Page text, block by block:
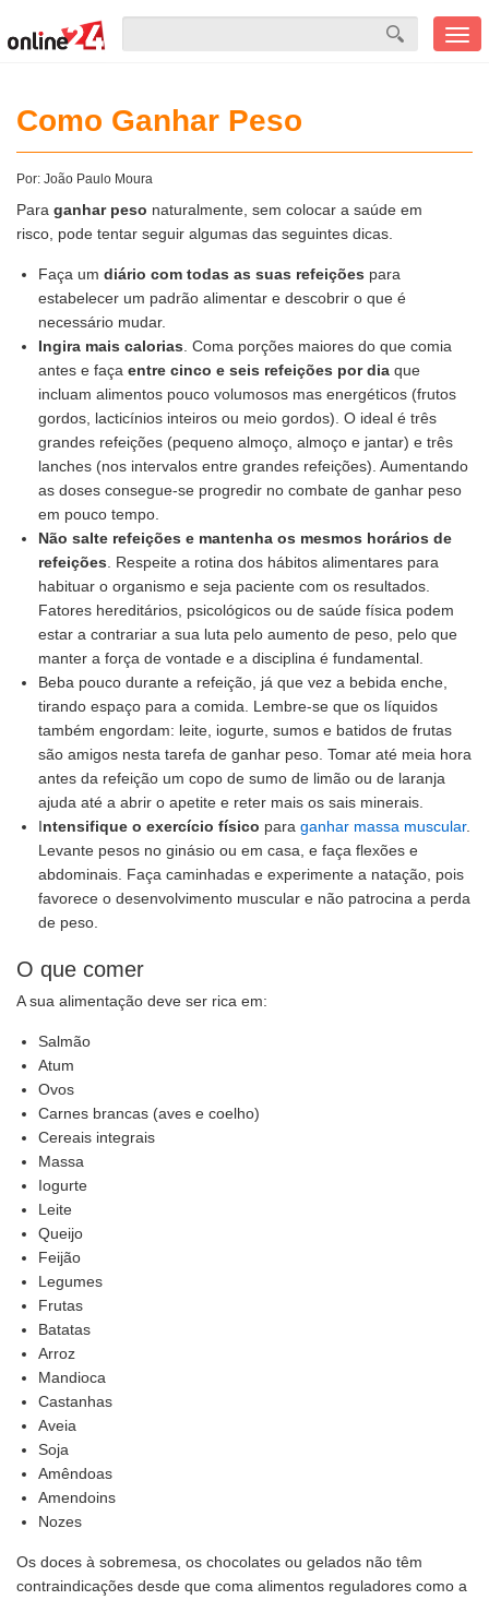
Como Ganhar Peso
Por: João Paulo Moura
Para ganhar peso naturalmente, sem colocar a saúde em
risco, pode tentar seguir algumas das seguintes dicas.
Faça um diário com todas as suas refeições para
estabelecer um padrão alimentar e descobrir o que é
necessário mudar.
Ingira mais calorias . Coma porções maiores do que comia
antes e faça entre cinco e seis refeições por dia que
incluam alimentos pouco volumosos mas energéticos (frutos
gordos, lacticínios inteiros ou meio gordos). O ideal é três
grandes refeições (pequeno almoço, almoço e jantar) e três
lanches (nos intervalos entre grandes refeições). Aumentando
as doses consegue-se progredir no combate de ganhar peso
em pouco tempo.
Não salte refeições e mantenha os mesmos horários de
refeições . Respeite a rotina dos hábitos alimentares para
habituar o organismo e seja paciente com os resultados.
Fatores hereditários, psicológicos ou de saúde física podem
estar a contrariar a sua luta pelo aumento de peso, pelo que
manter a força de vontade e a disciplina é fundamental.
Beba pouco durante a refeição, já que vez a bebida enche,
tirando espaço para a comida. Lembre-se que os líquidos
também engordam: leite, iogurte, sumos e batidos de frutas
são amigos nesta tarefa de ganhar peso. Tomar até meia hora
antes da refeição um copo de sumo de limão ou de laranja
ajuda até a abrir o apetite e reter mais os sais minerais.
Intensifique o exercício físico para ganhar massa muscular.
Levante pesos no ginásio ou em casa, e faça flexões e
abdominais. Faça caminhadas e experimente a natação, pois
favorece o desenvolvimento muscular e não patrocina a perda
de peso.
O que comer
A sua alimentação deve ser rica em:
Salmão
Atum
Ovos
Carnes brancas (aves e coelho)
Cereais integrais
Massa
Iogurte
Leite
Queijo
Feijão
Legumes
Frutas
Batatas
Arroz
Mandioca
Castanhas
Aveia
Soja
Amêndoas
Amendoins
Nozes
Os doces à sobremesa, os chocolates ou gelados não têm
contraindicações desde que coma alimentos reguladores como a